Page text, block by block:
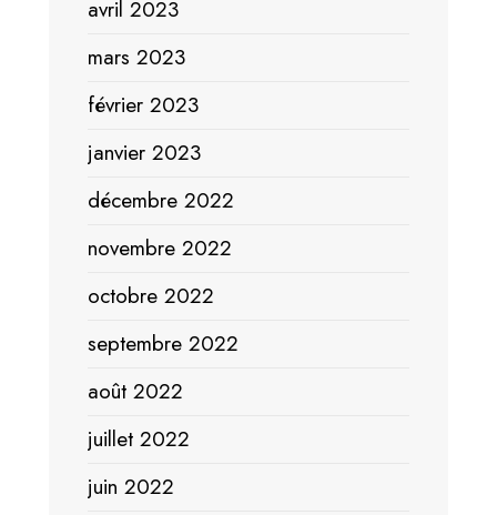
avril 2023
mars 2023
février 2023
janvier 2023
décembre 2022
novembre 2022
octobre 2022
septembre 2022
août 2022
juillet 2022
juin 2022